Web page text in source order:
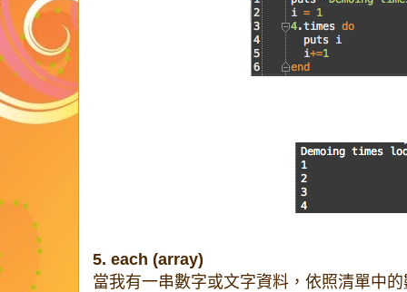
5. each (array)
當我有一串數字或文字資料，依照清單中